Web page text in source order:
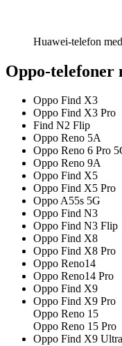
Huawei-telefon
Oppo-telefoner
Oppo Find X3
Oppo Find X3 Pro
Find N2 Flip
Oppo Reno 5A
Oppo Reno 6 Pro
Oppo Reno 9A
Oppo Find X5
Oppo Find X5 Pro
Oppo A55s 5G
Oppo Find N3
Oppo Find N3 Flip
Oppo Find X8
Oppo Find X8 Pro
Oppo Reno14
Oppo Reno14 Pro
Oppo Find X9
Oppo Find X9 Pro
Oppo Reno 15
Oppo Reno 15 Pro
Oppo Find X9 Ultra